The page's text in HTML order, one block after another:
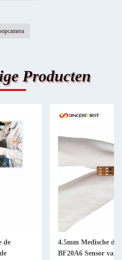
Producten
de
4.5mm Medische de
BF20A6 Sensor van